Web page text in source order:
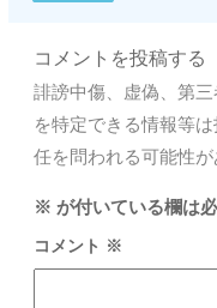
コメントを投稿する
誹謗中傷、虚偽、第
を特定できる情報等
任を問われる可能性が
※ が付いている欄は
コメント ※